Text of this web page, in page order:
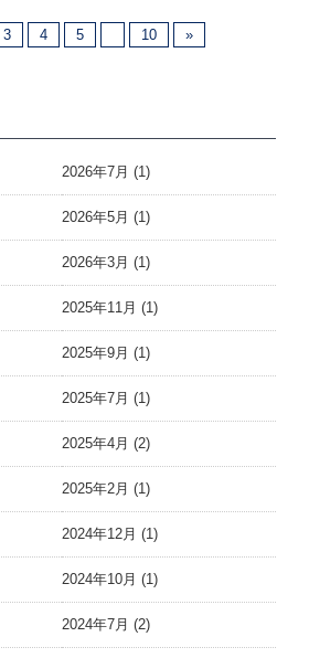
3 4 5 10 »
2026年7月 (1)
2026年5月 (1)
2026年3月 (1)
2025年11月 (1)
2025年9月 (1)
2025年7月 (1)
2025年4月 (2)
2025年2月 (1)
2024年12月 (1)
2024年10月 (1)
2024年7月 (2)